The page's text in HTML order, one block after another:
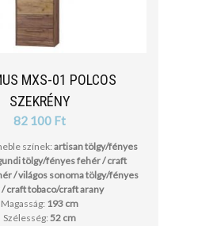
MXS-01 POLCOS
SZEKRÉNY
82 100 Ft
színek:artisan tölgy/fényes
tölgy/fényes fehér / craft
/ világos sonoma tölgy/fényes
craft tobaco/craft arany
Magasság: 193 cm
Szélesség: 52 cm